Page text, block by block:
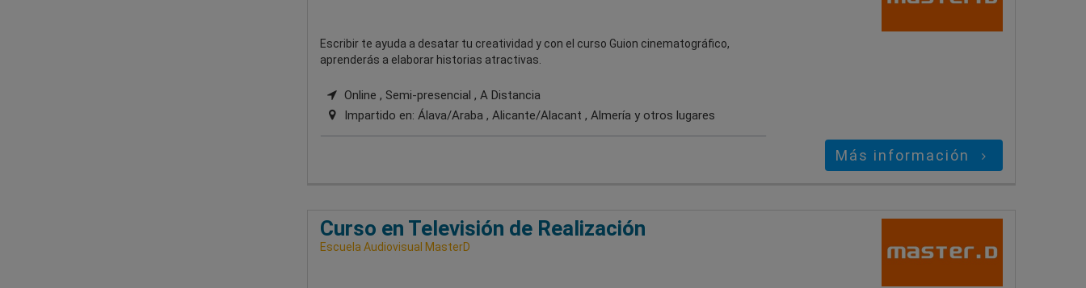
Escribir te ayuda a desatar tu creatividad y con el curso Guion cinematográfico,
aprenderás a elaborar historias atractivas.
Online , Semi-presencial , A Distancia
Impartido en: Álava/Araba , Alicante/Alacant , Almería y otros lugares
Más información
Curso en Televisión de Realización
Escuela Audiovisual MasterD